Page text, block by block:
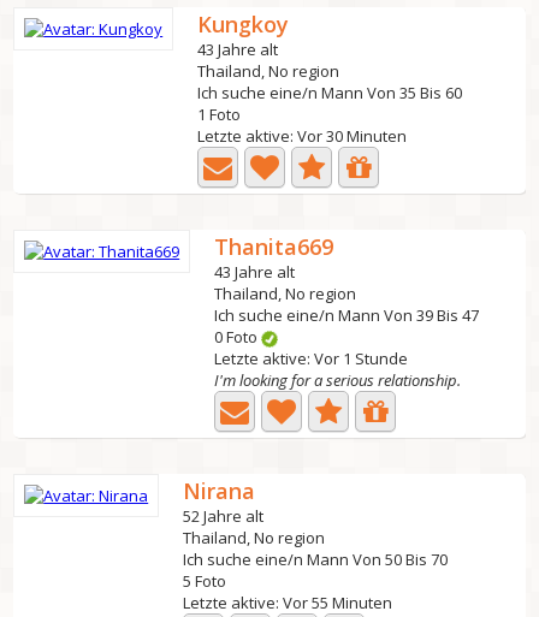
Kungkoy
43 Jahre alt
Thailand, No region
Ich suche eine/n Mann Von 35 Bis 60
1 Foto
Letzte aktive: Vor 30 Minuten
Thanita669
43 Jahre alt
Thailand, No region
Ich suche eine/n Mann Von 39 Bis 47
0 Foto
Letzte aktive: Vor 1 Stunde
I'm looking for a serious relationship.
Nirana
52 Jahre alt
Thailand, No region
Ich suche eine/n Mann Von 50 Bis 70
5 Foto
Letzte aktive: Vor 55 Minuten